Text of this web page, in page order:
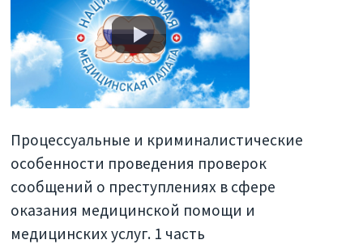
Процессуальные и криминалистические
особенности проведения проверок
сообщений о преступлениях в сфере
оказания медицинской помощи и
медицинских услуг. 1 часть